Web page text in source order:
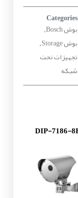
Categories
بوش Bosch ,
بوش Storage ,
تجهیزات تحت
شبکه